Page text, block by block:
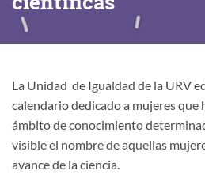
La Unidad de Igualdad de la URV
calendario dedicado a mujeres que
ámbito de conocimiento
visible el nombre de aquellas
avance de la ciencia.